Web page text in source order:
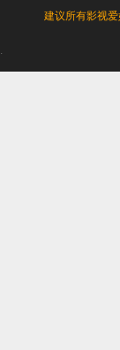
建议所有影视